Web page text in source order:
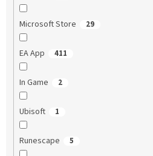
Microsoft Store 29
EA App 411
In Game 2
Ubisoft 1
Runescape 5